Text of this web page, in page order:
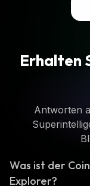
Erhalten
Antworten
Was ist der
Explorer?